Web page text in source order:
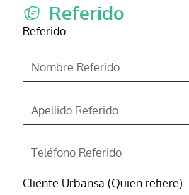
Referido
Referido
Cliente Urbansa (Quien refiere)